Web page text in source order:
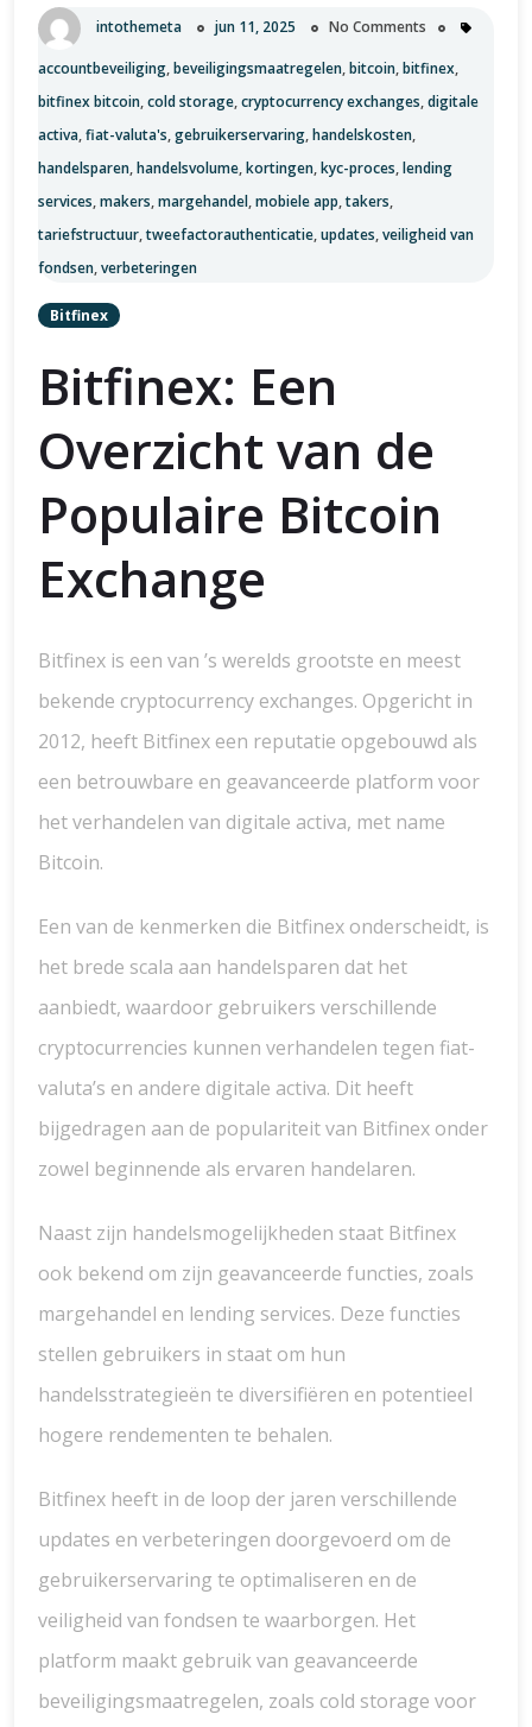
intothemeta jun 11, 2025 No Comments
accountbeveiliging,beveiligingsmaatregelen,bitcoin,bitfinex,
bitfinex bitcoin,cold storage,cryptocurrency exchanges,digitale
activa,fiat-valuta's,gebruikerservaring,handelskosten,
handelsparen,handelsvolume,kortingen,kyc-proces,lending
services,makers,margehandel,mobiele app,takers,
tariefstructuur,tweefactorauthenticatie,updates,veiligheid van
fondsen,verbeteringen
Bitfinex
Bitfinex: Een
Overzicht van de
Populaire Bitcoin
Exchange
Bitfinex is een van ’s werelds grootste en meest
bekende cryptocurrency exchanges. Opgericht in
2012, heeft Bitfinex een reputatie opgebouwd als
een betrouwbare en geavanceerde platform voor
het verhandelen van digitale activa, met name
Bitcoin.
Een van de kenmerken die Bitfinex onderscheidt, is
het brede scala aan handelsparen dat het
aanbiedt, waardoor gebruikers verschillende
cryptocurrencies kunnen verhandelen tegen fiat-
valuta’s en andere digitale activa. Dit heeft
bijgedragen aan de populariteit van Bitfinex onder
zowel beginnende als ervaren handelaren.
Naast zijn handelsmogelijkheden staat Bitfinex
ook bekend om zijn geavanceerde functies, zoals
margehandel en lending services. Deze functies
stellen gebruikers in staat om hun
handelsstrategieën te diversifiëren en potentieel
hogere rendementen te behalen.
Bitfinex heeft in de loop der jaren verschillende
updates en verbeteringen doorgevoerd om de
gebruikerservaring te optimaliseren en de
veiligheid van fondsen te waarborgen. Het
platform maakt gebruik van geavanceerde
beveiligingsmaatregelen, zoals cold storage voor